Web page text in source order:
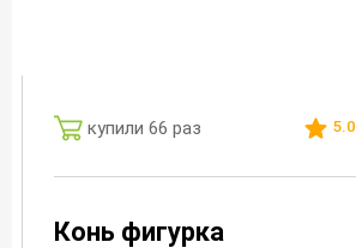
купили 66 раз 5.0
Конь фигурка